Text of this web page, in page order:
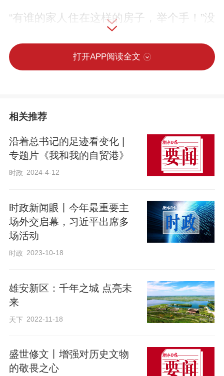
“有谁的家人住在这样的房子，举个手！”没
“有谁的直系亲属住在这样的房子，举个
“大家知道为什么要选在这个时候来棚户区
调研吗？就是想让大家亲身体验百姓疾
苦，加快棚改步伐。”习近平道出此行的初
衷。
21世纪初，福州城区还有不少棚屋区。那
里的居民住的大多是木板房，年久失修，
旧板横斜，下雨就漏，见风就响，遇火就
燃。这样的福州，被称为“纸褙福州城”。而
心。
打开APP阅读全文
相关推荐
沿着总书记的足迹看变化 |
专题片《我和我的自贸港》
时政 2024-4-12
时政新闻眼丨今年最重要主
场外交启幕，习近平出席多
场活动
时政 2023-10-18
雄安新区：千年之城 点亮未
来
天下 2022-11-18
盛世修文丨增强对历史文物
的敬畏之心